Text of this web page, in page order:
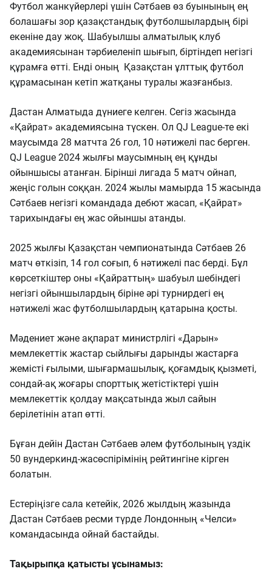
Футбол жанкүйерлері үшін Сәтбаев өз буынының ең
болашағы зор қазақстандық футболшылардың бірі
екеніне дау жоқ. Шабуылшы алматылық клуб
академиясынан тәрбиеленіп шығып, біртіндеп негізгі
құрамға өтті. Енді оның Қазақстан ұлттық футбол
құрамасынан кетіп жатқаны туралы жазғанбыз.
Дастан Алматыда дүниеге келген. Сегіз жасында
«Қайрат» академиясына түскен. Ол QJ League-те екі
маусымда 28 матчта 26 гол, 10 нәтижелі пас берген.
QJ League 2024 жылғы маусымның ең құнды
ойыншысы атанған. Бірінші лигада 5 матч ойнап,
жеңіс голын соққан. 2024 жылы мамырда 15 жасында
Сәтбаев негізгі командада дебют жасап, «Қайрат»
тарихындағы ең жас ойыншы атанды.
2025 жылғы Қазақстан чемпионатында Сәтбаев 26
матч өткізіп, 14 гол соғып, 6 нәтижелі пас берді. Бұл
көрсеткіштер оны «Қайраттың» шабуыл шебіндегі
негізгі ойыншылардың біріне әрі турнирдегі ең
нәтижелі жас футболшылардың қатарына қосты.
Мәдениет және ақпарат министрлігі «Дарын»
мемлекеттік жастар сыйлығы дарынды жастарға
жемісті ғылыми, шығармашылық, қоғамдық қызметі,
сондай-ақ жоғары спорттық жетістіктері үшін
мемлекеттік қолдау мақсатында жыл сайын
берілетінін атап өтті.
Бұған дейін Дастан Сәтбаев әлем футболының үздік
50 вундеркинд-жасөспірімінің рейтингіне кірген
болатын.
Естеріңізге сала кетейік, 2026 жылдың жазында
Дастан Сәтбаев ресми түрде Лондонның «Челси»
командасында ойнай бастайды.
Тақырыпқа қатысты ұсынамыз: